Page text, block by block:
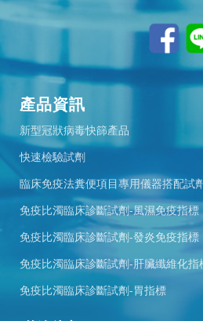
產品資訊
新型冠狀病毒快篩產品
快速檢驗試劑
臨床免疫法糞便項目專用儀器搭配試
免疫比濁臨床診斷試劑-風濕免疫指標
免疫比濁臨床診斷試劑-發炎免疫指標
免疫比濁臨床診斷試劑-肝臟纖維化指
免疫比濁臨床診斷試劑-胃指標